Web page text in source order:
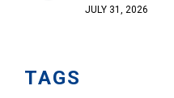
JULY 31, 2026
TAGS